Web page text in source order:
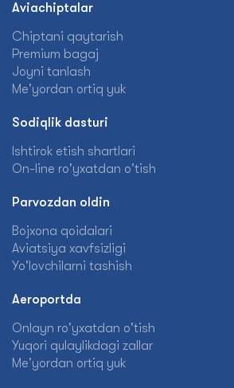
Aviachiptalar
Chiptani qaytarish
Premium bagaj
Joyni tanlash
Me'yordan ortiq yuk
Sodiqlik dasturi
Ishtirok etish shartlari
On-line ro'yxatdan o'tish
Parvozdan oldin
Bojxona qoidalari
Aviatsiya xavfsizligi
Yo'lovchilarni tashish
Aeroportda
Onlayn ro'yxatdan o'tish
Yuqori qulaylikdagi zallar
Me'yordan ortiq yuk